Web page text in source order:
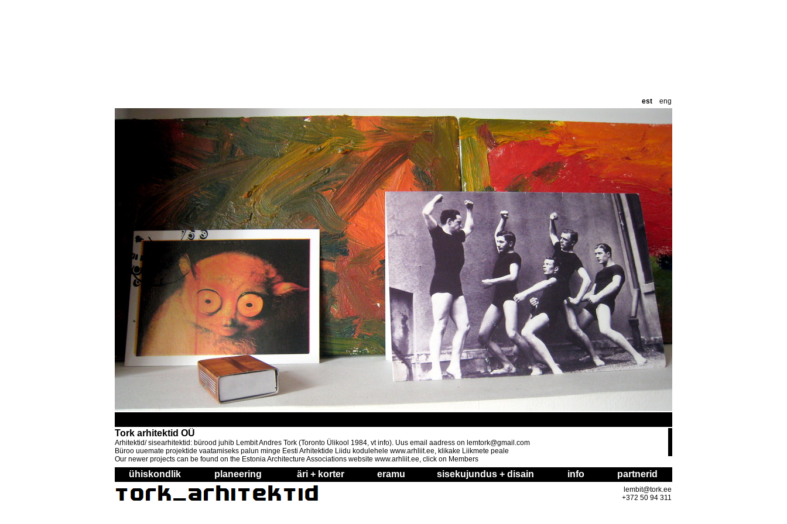
est eng
Tork arhitektid OÜ
Arhitektid/ sisearhitektid: bürood juhib Lembit Andres Tork (Toronto Ülikool 1984, vt info). Uus email aadress on lemtork@gmail.com
Büroo uuemate projektide vaatamiseks palun minge Eesti Arhitektide Liidu kodulehele www.arhliit.ee, klikake Liikmete peale
Our newer projects can be found on the Estonia Architecture Associations website www.arhliit.ee, click on Members
ühiskondlik planeering äri + korter eramu sisekujundus + disain info partnerid
lembit@tork.ee
+372 50 94 311